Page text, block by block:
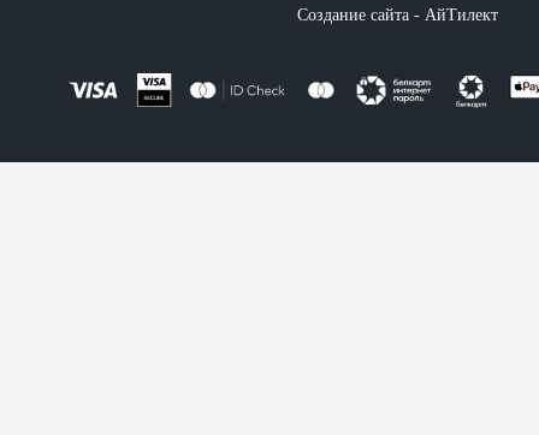
Создание сайта - АйТилект